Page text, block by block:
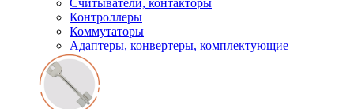
Контроллеры
Коммутаторы
Адаптеры, конвертеры, комплектующие